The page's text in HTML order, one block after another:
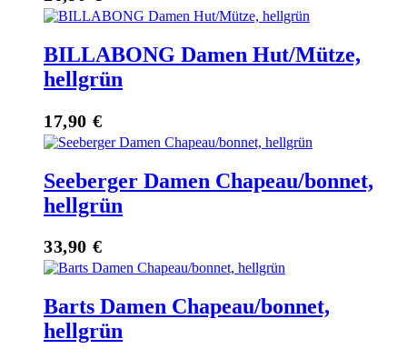
BILLABONG Damen Hut/Mütze,
hellgrün
17,90 €
Seeberger Damen Chapeau/bonnet,
hellgrün
33,90 €
Barts Damen Chapeau/bonnet,
hellgrün